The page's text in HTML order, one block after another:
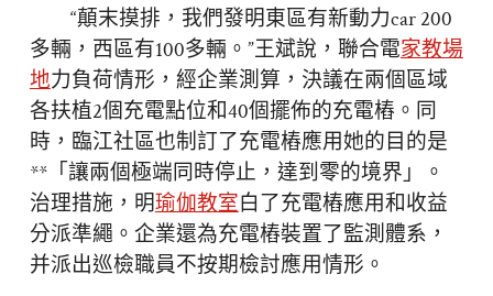
“顛末摸排，我們發明東區有新動力car 200
多輛，西區有100多輛。”王斌說，聯合電家教場
地力負荷情形，經企業測算，決議在兩個區域
各扶植2個充電點位和40個擺佈的充電樁。同
時，臨江社區也制訂了充電樁應用她的目的是
**「讓兩個極端同時停止，達到零的境界」。
治理措施，明瑜伽教室白了充電樁應用和收益
分派準繩。企業還為充電樁裝置了監測體系，
并派出巡檢職員不按期檢討應用情形。